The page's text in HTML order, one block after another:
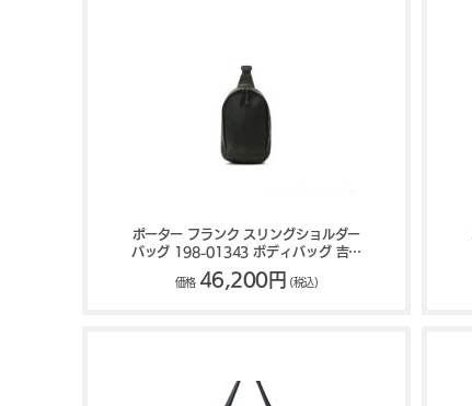
ポーター フランク スリングショルダー
バッグ 198-01343 ボディバッグ 吉田
カバン PORTER FRANK
価格 46,200円 (税込)